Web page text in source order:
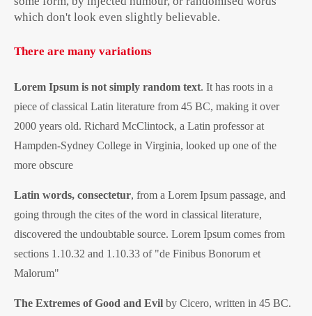
nascetur ridiculus mus. Donec quam felis, ultricies nec.
which don't look even slightly believable.
There are many variations
Lorem Ipsum is not simply random text. It has roots in a
piece of classical Latin literature from 45 BC, making it over
2000 years old. Richard McClintock, a Latin professor at
Hampden-Sydney College in Virginia, looked up one of the
more obscure
Latin words, consectetur, from a Lorem Ipsum passage, and
going through the cites of the word in classical literature,
discovered the undoubtable source. Lorem Ipsum comes from
sections 1.10.32 and 1.10.33 of "de Finibus Bonorum et
Malorum"
The Extremes of Good and Evil by Cicero, written in 45 BC.